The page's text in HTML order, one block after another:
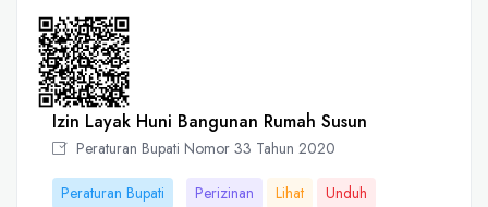
Izin Layak Huni Bangunan Rumah Susun
Peraturan Bupati Nomor 33 Tahun 2020
Peraturan Bupati Perizinan Lihat Unduh